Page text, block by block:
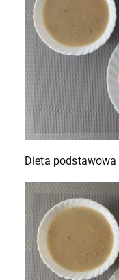
Dieta podstawowa